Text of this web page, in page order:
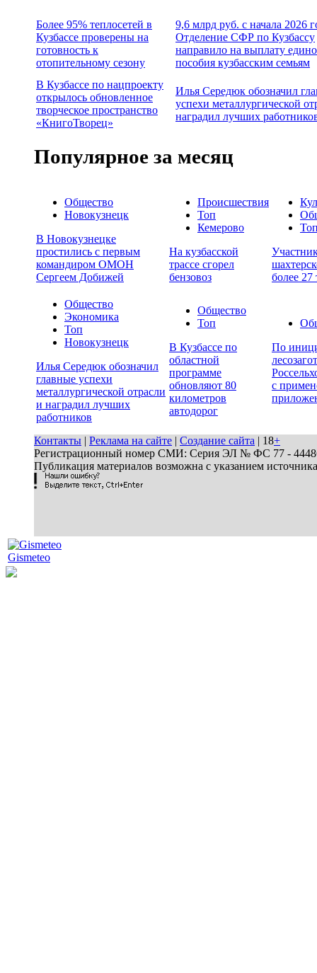
Более 95% теплосетей в
Кузбассе проверены на
готовность к
отопительному сезону
9,6 млрд руб. с начала 2026
Отделение СФР по Кузбассу
направило на выплату
пособия кузбасским семьям
В Кузбассе по нацпроекту
открылось обновленное
творческое пространство
«КнигоТворец»
Илья Середюк обозначил
успехи металлургической
наградил лучших
Популярное за месяц
Общество
Новокузнецк
В Новокузнецке
простились с первым
командиром ОМОН
Сергеем Добижей
Происшествия
Топ
Кемерово
На кузбасской
трассе сгорел
бензовоз
более 27
Общество
Экономика
Топ
Новокузнецк
Илья Середюк обозначил
главные успехи
металлургической отрасли
и наградил лучших
работников
Общество
Топ
В Кузбассе по
областной
программе
обновляют 80
километров
автодорог
По
с
Контакты | Реклама на сайте | Создание сайта | 18+
Регистрационный номер СМИ: Серия ЭЛ № ФС 77 - 44486
Публикация материалов возможна с указанием
Gismeteo